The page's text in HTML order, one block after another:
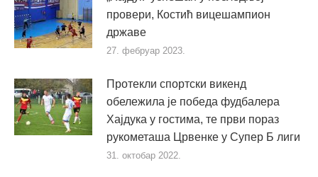
провери, Костић вицешампион
државе
27. фебруар 2023.
Протекли спортски викенд
обележила је победа фудбалера
Хајдука у гостима, те први пораз
рукометаша Црвенке у Супер Б лиги
31. октобар 2022.